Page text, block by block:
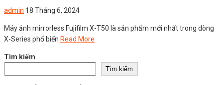
admin 18 Tháng 6, 2024
Máy ảnh mirrorless Fujifilm X-T50 là sản phẩm mới nhất trong dòng
X-Series phổ biến Read More
Tìm kiếm
Tìm kiếm